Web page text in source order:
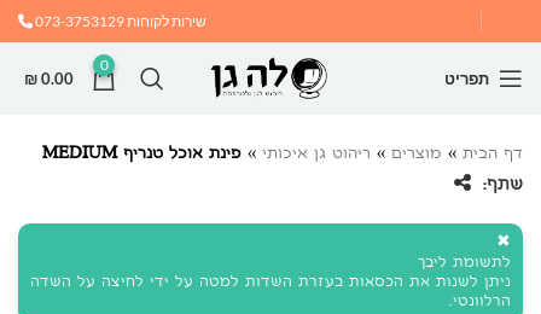
שירות לקוחות073-3753129
תפריט
0
₪0.00
דף הבית » מוצרים » ריהוט גן איכותי » פינת אוכל טנריף MEDIUM
שתף:
✖
לתשומת ליבך
ניתן לשנות את הכסאות בעזרת השדות למטה על ידי לחיצה על השדה
הרלוונטי.